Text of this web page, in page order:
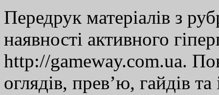
Передрук матеріалів з
наявності активного
http://gameway.com.ua.
оглядів, прев’ю, гайдів